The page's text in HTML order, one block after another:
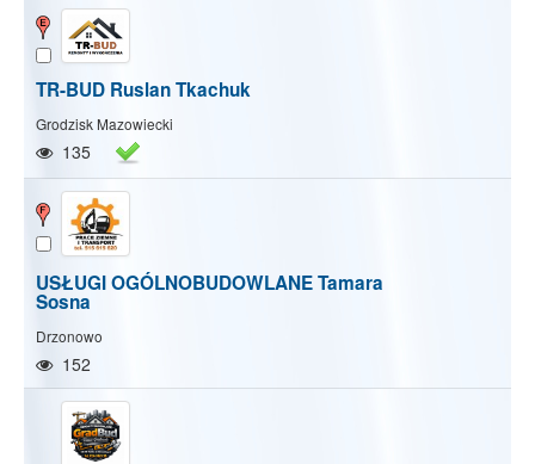
TR-BUD Ruslan Tkachuk
Grodzisk Mazowiecki
135
USŁUGI OGÓLNOBUDOWLANE Tamara
Sosna
Drzonowo
152